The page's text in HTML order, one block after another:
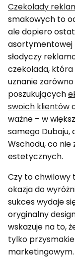
Czekolady
smakowych to
ale dopiero
asortymentowej
słodyczy
czekolada,
uznanie
poszukujących
swoich klientów
ważne – w
samego Dubaju,
Wschodu, co
estetycznych.
Czy to chwilowy
okazja do
sukces wydaje
oryginalny
wskazuje na to,
tylko
marketingowym.